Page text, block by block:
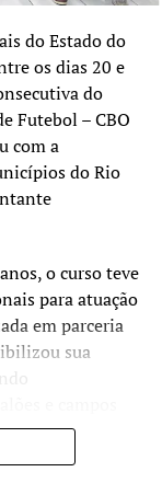
dez equipes
conquista
viagem a
do Estado do
os dias 20 e
do
Futebol – CBO
com a
do Rio
o curso teve
para atuação
em parceria
sua